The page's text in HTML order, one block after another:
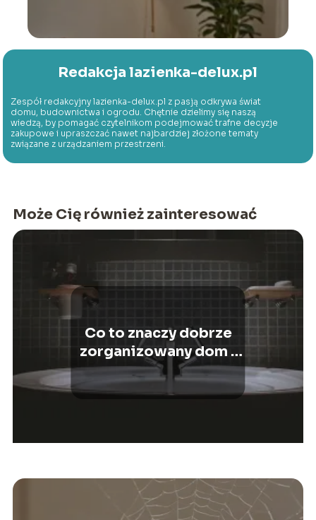
Redakcja lazienka-delux.pl
Zespół redakcyjny lazienka-delux.pl z pasją odkrywa świat
domu, budownictwa i ogrodu. Chętnie dzielimy się naszą
wiedzą, by pomagać czytelnikom podejmować trafne decyzje
zakupowe i upraszczać nawet najbardziej złożone tematy
związane z urządzaniem przestrzeni.
Może Cię również zainteresować
Co to znaczy dobrze
zorganizowany dom i
jak osiągnąć taki efekt?